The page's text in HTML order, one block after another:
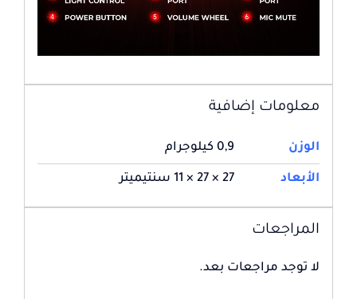
معلومات إضافية
الوزن 0,9 كيلوجرام
الأبعاد 27 × 27 × 11 سنتيميتر
المراجعات
لا توجد مراجعات بعد.